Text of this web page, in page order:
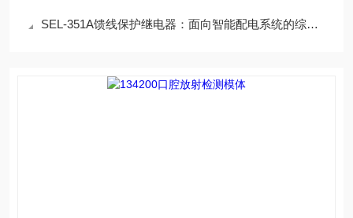
SEL-351A馈线保护继电器：面向智能配电系统的综合保护与自动化解决方案